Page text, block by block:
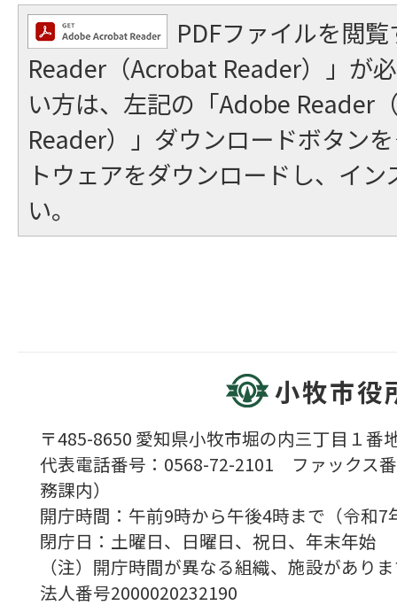
PDFファイルを閲
Reader（Acrobat Reader）」が
い方は、左記の「Adobe Reader
Reader）」ダウンロードボタン
トウェアをダウンロードし、イ
い。
小牧市役
〒485-8650 愛知県小牧市堀の内三丁目１番
代表電話番号：0568-72-2101 ファックス
務課内）
開庁時間：午前9時から午後4時まで（令
閉庁日：土曜日、日曜日、祝日、年末年始
（注）開庁時間が異なる組織、施設があり
法人番号2000020232190